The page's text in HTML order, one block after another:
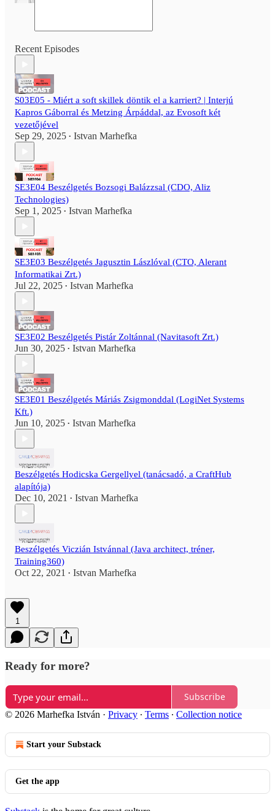
Recent Episodes
S03E05 - Miért a soft skillek döntik el a karriert? | Interjú
Kapros Gáborral és Metzing Árpáddal, az Evosoft két
vezetőjével
Sep 29, 2025 • Istvan Marhefka
SE3E04 Beszélgetés Bozsogi Balázzsal (CDO, Aliz
Technologies)
Sep 1, 2025 • Istvan Marhefka
SE3E03 Beszélgetés Jagusztin Lászlóval (CTO, Alerant
Informatikai Zrt.)
Jul 22, 2025 • Istvan Marhefka
SE3E02 Beszélgetés Pistár Zoltánnal (Navitasoft Zrt.)
Jun 30, 2025 • Istvan Marhefka
SE3E01 Beszélgetés Máriás Zsigmonddal (LogiNet Systems
Kft.)
Jun 10, 2025 • Istvan Marhefka
Beszélgetés Hodicska Gergellyel (tanácsadó, a CraftHub
alapítója)
Dec 10, 2021 • Istvan Marhefka
Beszélgetés Viczián Istvánnal (Java architect, tréner,
Training360)
Oct 22, 2021 • Istvan Marhefka
1
Ready for more?
Subscribe
© 2026 Marhefka István · Privacy ∙ Terms ∙ Collection notice
Start your Substack
Get the app